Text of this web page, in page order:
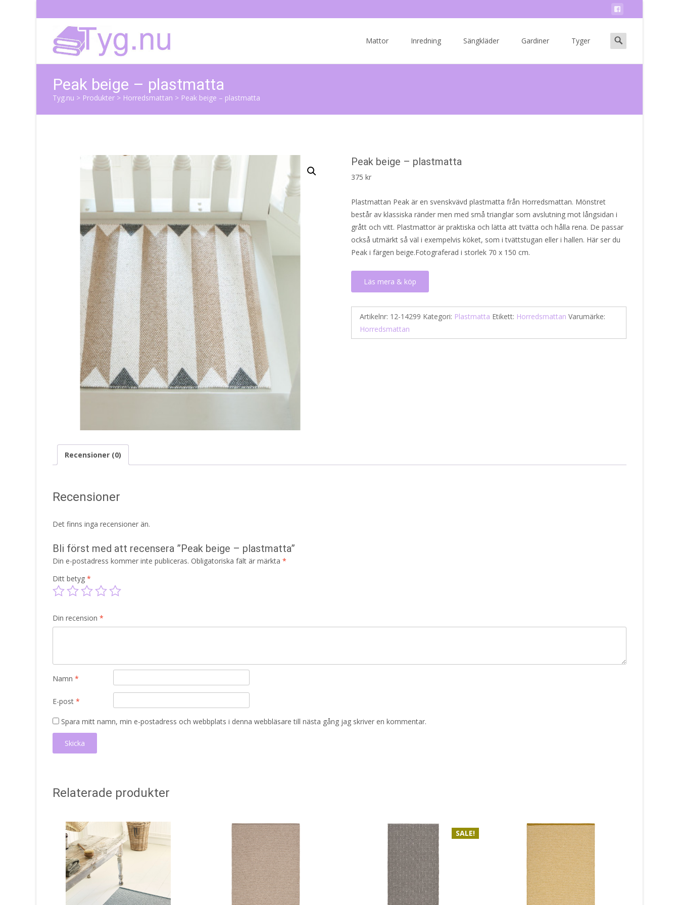
Mattor Inredning Sängkläder Gardiner Tyger
Search
for:
Peak beige – plastmatta
Tyg.nu > Produkter > Horredsmattan > Peak beige – plastmatta
Peak beige – plastmatta
375 kr
Plastmattan Peak är en svenskvävd plastmatta från Horredsmattan. Mönstret
består av klassiska ränder men med små trianglar som avslutning mot långsidan i
grått och vitt. Plastmattor är praktiska och lätta att tvätta och hålla rena. De passar
också utmärkt så väl i exempelvis köket, som i tvättstugan eller i hallen. Här ser du
Peak i färgen beige.Fotograferad i storlek 70 x 150 cm.
Läs mera & köp
Artikelnr: 12-14299 Kategori: Plastmatta Etikett: Horredsmattan Varumärke:
Horredsmattan
Recensioner (0)
Recensioner
Det finns inga recensioner än.
Bli först med att recensera ”Peak beige – plastmatta”
Din e-postadress kommer inte publiceras. Obligatoriska fält är märkta *
Ditt betyg *
Din recension *
Namn *
E-post *
Spara mitt namn, min e-postadress och webbplats i denna webbläsare till nästa gång jag skriver en kommentar.
Relaterade produkter
SALE!